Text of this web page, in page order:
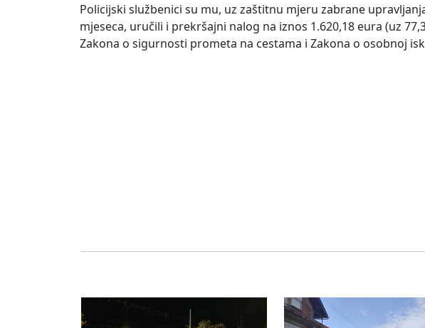
Policijski službenici su mu, uz zaštitnu mjeru zabrane
mjeseca, uručili i prekršajni nalog na iznos 1.620,18 eura (uz
Zakona o sigurnosti prometa na cestama i Zakona o osobnoj